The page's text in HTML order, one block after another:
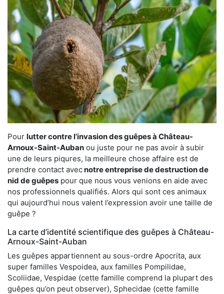
Pour lutter contre l’invasion des guêpes à Château-
Arnoux-Saint-Auban ou juste pour ne pas avoir à subir
une de leurs piqures, la meilleure chose affaire est de
prendre contact avecnotre entreprise de destruction de
nid de guêpes pour que nous vous venions en aide avec
nos professionnels qualifiés. Alors qui sont ces animaux
qui aujourd’hui nous valent l’expression avoir une taille de
guêpe ?
La carte d’identité scientifique des guêpes à Château-
Arnoux-Saint-Auban
Les guêpes appartiennent au sous-ordre Apocrita, aux
super familles Vespoidea, aux familles Pompilidae,
Scoliidae, Vespidae (cette famille comprend la plupart des
guêpes qu’on peut observer), Sphecidae (cette famille